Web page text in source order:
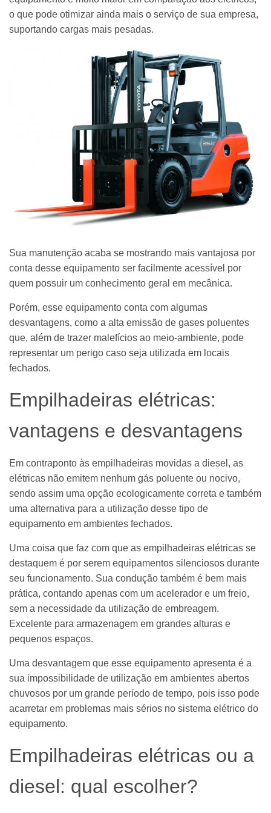
o que pode otimizar ainda mais o serviço de sua empresa,
suportando cargas mais pesadas.
Sua manutenção acaba se mostrando mais vantajosa por
conta desse equipamento ser facilmente acessível por
quem possuir um conhecimento geral em mecânica.
Porém, esse equipamento conta com algumas
desvantagens, como a alta emissão de gases poluentes
que, além de trazer malefícios ao meio-ambiente, pode
representar um perigo caso seja utilizada em locais
fechados.
Empilhadeiras elétricas:
vantagens e desvantagens
Em contraponto às empilhadeiras movidas a diesel, as
elétricas não emitem nenhum gás poluente ou nocivo,
sendo assim uma opção ecologicamente correta e também
uma alternativa para a utilização desse tipo de
equipamento em ambientes fechados.
Uma coisa que faz com que as empilhadeiras elétricas se
destaquem é por serem equipamentos silenciosos durante
seu funcionamento. Sua condução também é bem mais
prática, contando apenas com um acelerador e um freio,
sem a necessidade da utilização de embreagem.
Excelente para armazenagem em grandes alturas e
pequenos espaços.
Uma desvantagem que esse equipamento apresenta é a
sua impossibilidade de utilização em ambientes abertos
chuvosos por um grande período de tempo, pois isso pode
acarretar em problemas mais sérios no sistema elétrico do
equipamento.
Empilhadeiras elétricas ou a
diesel: qual escolher?